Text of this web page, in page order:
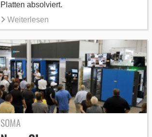
Platten absolviert.
Weiterlesen
SOMA